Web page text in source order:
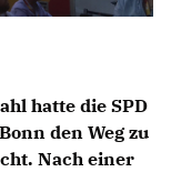
hatte die SPD
den Weg zu
Nach einer